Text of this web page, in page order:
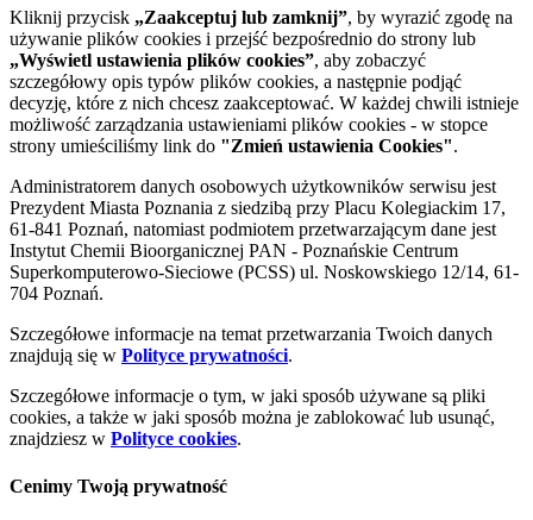
Kliknij przycisk „Zaakceptuj lub zamknij”, by wyrazić zgodę na
używanie plików cookies i przejść bezpośrednio do strony lub
„Wyświetl ustawienia plików cookies”, aby zobaczyć
szczegółowy opis typów plików cookies, a następnie podjąć
decyzję, które z nich chcesz zaakceptować. W każdej chwili istnieje
możliwość zarządzania ustawieniami plików cookies - w stopce
strony umieściliśmy link do "Zmień ustawienia Cookies".
Administratorem danych osobowych użytkowników serwisu jest
Prezydent Miasta Poznania z siedzibą przy Placu Kolegiackim 17,
61-841 Poznań, natomiast podmiotem przetwarzającym dane jest
Instytut Chemii Bioorganicznej PAN - Poznańskie Centrum
Superkomputerowo-Sieciowe (PCSS) ul. Noskowskiego 12/14, 61-
704 Poznań.
Szczegółowe informacje na temat przetwarzania Twoich danych
znajdują się w Polityce prywatności.
Szczegółowe informacje o tym, w jaki sposób używane są pliki
cookies, a także w jaki sposób można je zablokować lub usunąć,
znajdziesz w Polityce cookies.
Cenimy Twoją prywatność